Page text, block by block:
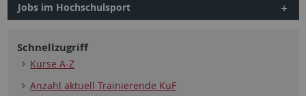
Jobs im Hochschulsport
Schnellzugriff
Kurse A-Z
Anzahl aktuell Trainierende KuF